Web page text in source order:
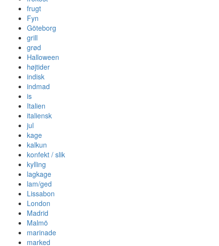
frugt
Fyn
Göteborg
grill
grød
Halloween
højtider
indisk
indmad
is
Italien
italiensk
jul
kage
kalkun
konfekt / slik
kylling
lagkage
lam/ged
Lissabon
London
Madrid
Malmö
marinade
marked